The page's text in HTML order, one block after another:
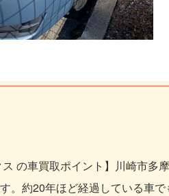
の車買取ポイント】川崎市多
。約20年ほど経過している車